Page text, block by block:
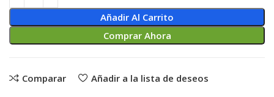
Añadir Al Carrito
Comprar Ahora
Comparar Añadir a la lista de deseos